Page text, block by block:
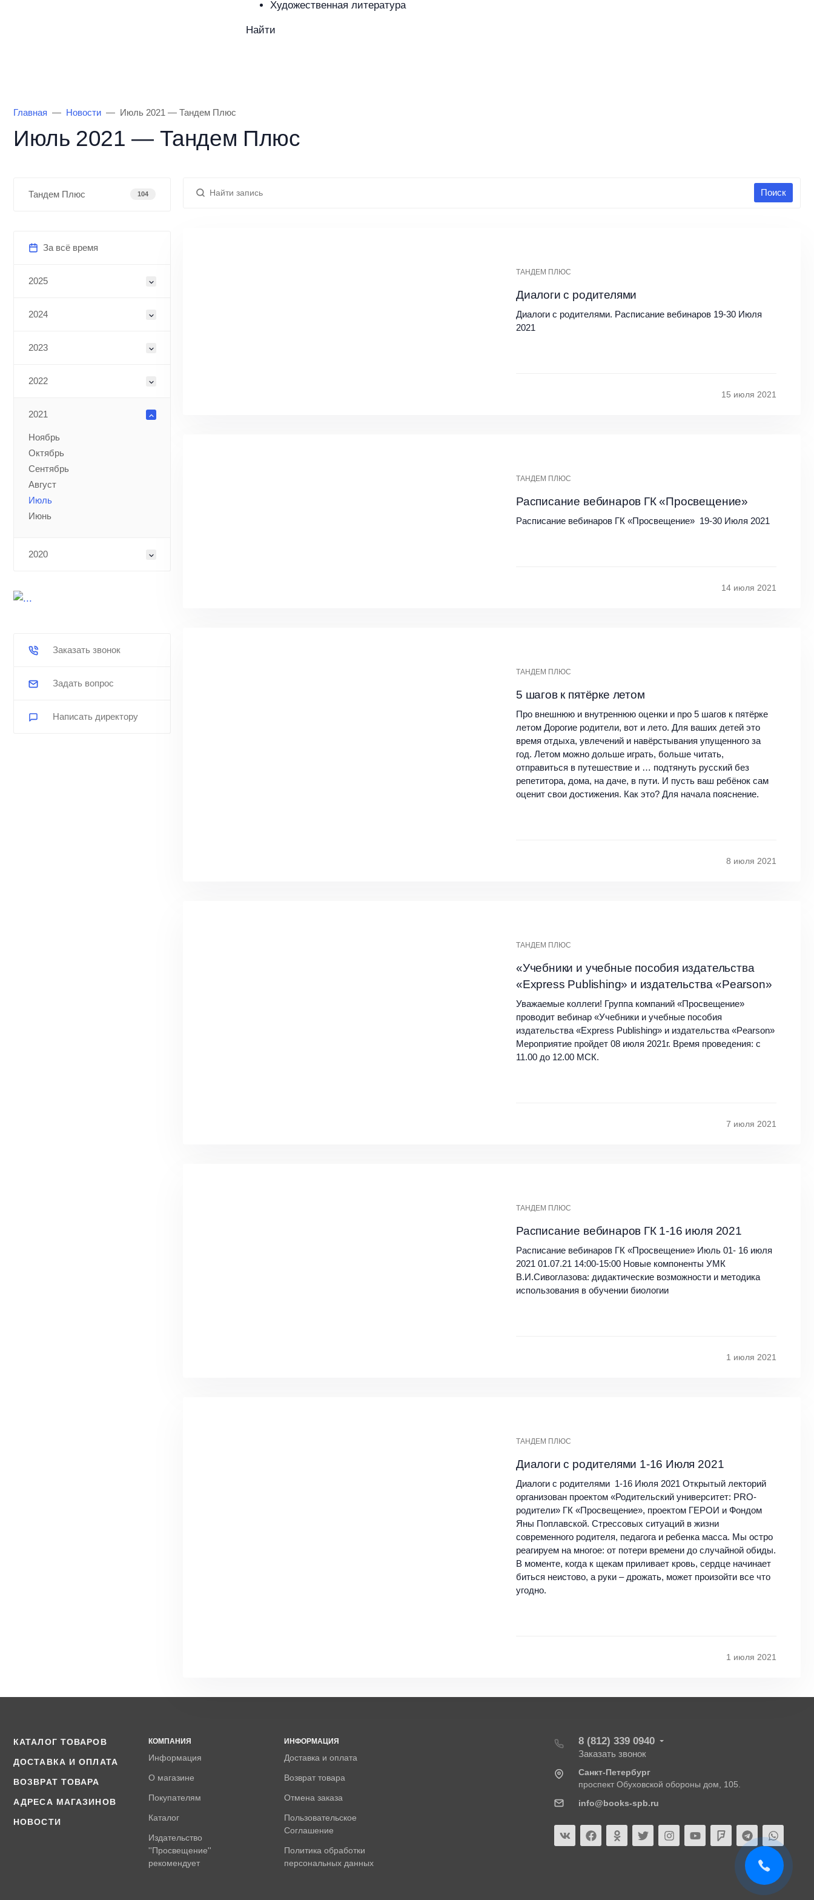
Художественная литература
Найти
Главная Новости Июль 2021 — Тандем Плюс
Июль 2021 — Тандем Плюс
Тандем Плюс 104
За всё время
2025
2024
2023
2022
2021
Ноябрь
Октябрь
Сентябрь
Август
Июль
Июнь
2020
Заказать звонок
Задать вопрос
Написать директору
Поиск
ТАНДЕМ ПЛЮС
Диалоги с родителями
Диалоги с родителями. Расписание вебинаров 19-30 Июля
2021
15 июля 2021
ТАНДЕМ ПЛЮС
Расписание вебинаров ГК «Просвещение»
Расписание вебинаров ГК «Просвещение» 19-30 Июля 2021
14 июля 2021
ТАНДЕМ ПЛЮС
5 шагов к пятёрке летом
Про внешнюю и внутреннюю оценки и про 5 шагов к пятёрке
летом Дорогие родители, вот и лето. Для ваших детей это
время отдыха, увлечений и навёрстывания упущенного за
год. Летом можно дольше играть, больше читать,
отправиться в путешествие и … подтянуть русский без
репетитора, дома, на даче, в пути. И пусть ваш ребёнок сам
оценит свои достижения. Как это? Для начала пояснение.
8 июля 2021
ТАНДЕМ ПЛЮС
«Учебники и учебные пособия издательства
«Express Publishing» и издательства «Pearson»
Уважаемые коллеги! Группа компаний «Просвещение»
проводит вебинар «Учебники и учебные пособия
издательства «Express Publishing» и издательства «Pearson»
Мероприятие пройдет 08 июля 2021г. Время проведения: с
11.00 до 12.00 МСК.
7 июля 2021
ТАНДЕМ ПЛЮС
Расписание вебинаров ГК 1-16 июля 2021
Расписание вебинаров ГК «Просвещение» Июль 01- 16 июля
2021 01.07.21 14:00-15:00 Новые компоненты УМК
В.И.Сивоглазова: дидактические возможности и методика
использования в обучении биологии
1 июля 2021
ТАНДЕМ ПЛЮС
Диалоги с родителями 1-16 Июля 2021
Диалоги с родителями 1-16 Июля 2021 Открытый лекторий
организован проектом «Родительский университет: PRO-
родители» ГК «Просвещение», проектом ГЕРОИ и Фондом
Яны Поплавской. Стрессовых ситуаций в жизни
современного родителя, педагога и ребенка масса. Мы остро
реагируем на многое: от потери времени до случайной обиды.
В моменте, когда к щекам приливает кровь, сердце начинает
биться неистово, а руки – дрожать, может произойти все что
угодно.
1 июля 2021
КАТАЛОГ ТОВАРОВ
ДОСТАВКА И ОПЛАТА
ВОЗВРАТ ТОВАРА
АДРЕСА МАГАЗИНОВ
НОВОСТИ
КОМПАНИЯ
Информация
О магазине
Покупателям
Каталог
Издательство
''Просвещение''
рекомендует
ИНФОРМАЦИЯ
Доставка и оплата
Возврат товара
Отмена заказа
Пользовательское
Соглашение
Политика обработки
персональных данных
8 (812) 339 0940
Заказать звонок
Санкт-Петербург
проспект Обуховской обороны дом, 105.
info@books-spb.ru